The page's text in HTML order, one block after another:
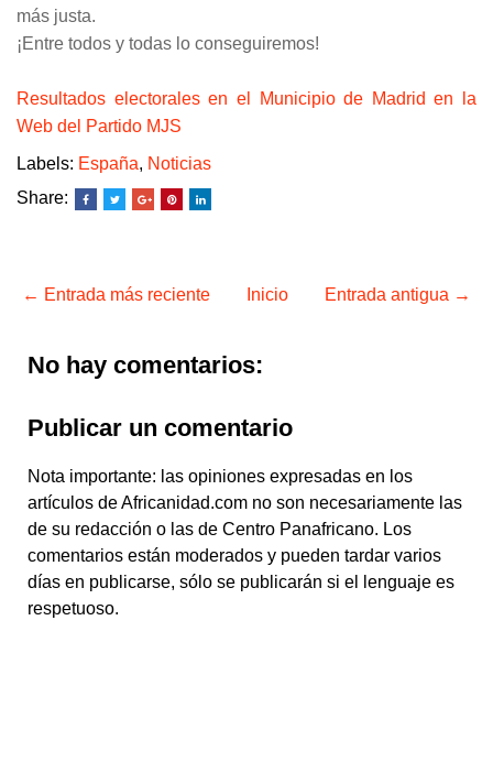
más justa.
¡Entre todos y todas lo conseguiremos!
Resultados electorales en el Municipio de Madrid en la
Web del Partido MJS
Labels: España, Noticias
Share:
← Entrada más reciente Entrada antigua →
Inicio
No hay comentarios:
Publicar un comentario
Nota importante: las opiniones expresadas en los
artículos de Africanidad.com no son necesariamente las
de su redacción o las de Centro Panafricano. Los
comentarios están moderados y pueden tardar varios
días en publicarse, sólo se publicarán si el lenguaje es
respetuoso.